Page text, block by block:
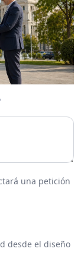
una petición
desde el diseño